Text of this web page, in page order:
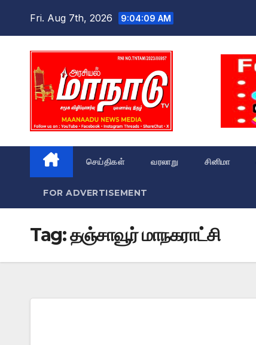
Fri. Aug 7th, 2026 9:04:09 AM
செய்திகள் வரலாறு சினிமா
FOR ADVERTISEMENT
Tag:தஞ்சாவூர் மாநகராட்சி